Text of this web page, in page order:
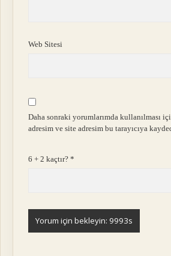
Web Sitesi
Daha sonraki yorumlarımda kullanılması
adresim ve site adresim bu tarayıcıya
6 + 2 kaçtır?*